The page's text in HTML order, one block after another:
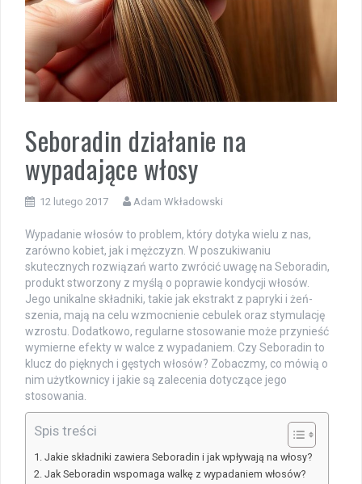
Seboradin działanie na
wypadające włosy
12 lutego 2017 Adam Wkładowski
Wypadanie włosów to problem, który dotyka wielu z nas,
zarówno kobiet, jak i mężczyzn. W poszukiwaniu
skutecznych rozwiązań warto zwrócić uwagę na Seboradin,
produkt stworzony z myślą o poprawie kondycji włosów.
Jego unikalne składniki, takie jak ekstrakt z papryki i żeń-
szenia, mają na celu wzmocnienie cebulek oraz stymulację
wzrostu. Dodatkowo, regularne stosowanie może przynieść
wymierne efekty w walce z wypadaniem. Czy Seboradin to
klucz do pięknych i gęstych włosów? Zobaczmy, co mówią o
nim użytkownicy i jakie są zalecenia dotyczące jego
stosowania.
Spis treści
Jakie składniki zawiera Seboradin i jak wpływają na włosy?
Jak Seboradin wspomaga walkę z wypadaniem włosów?